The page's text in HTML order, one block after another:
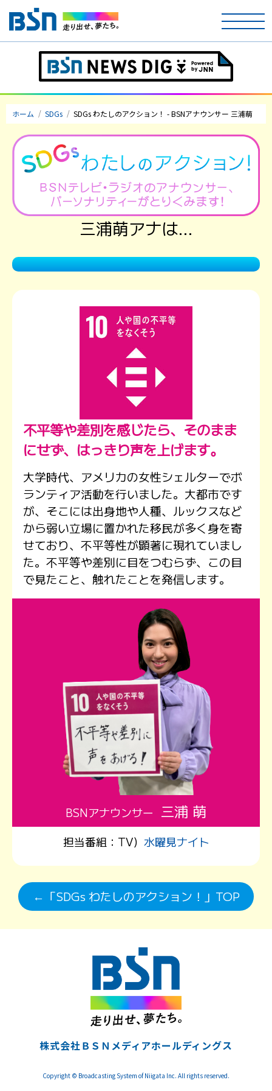
ホーム
テレビ
ラジオ
アナウンサー
イベント
ニュース
プレゼント
コンテンツ・アプリ
キッズ ケンジュ
防災・減災
ショッピング
お問い合わせ
ホーム SDGs SDGs わたしのアクション！ - BSNアナウンサー 三浦萌
三浦萌アナは…
不平等や差別を感じたら、 そのまま
にせず、はっきり声を上げます。
大学時代、アメリカの女性シェルターでボ
ランティア活動を行いました。大都市です
が、そこには出身地や人種、ルックスなど
から弱い立場に置かれた移民が多く身を寄
せており、不平等性が顕著に現れていまし
た。不平等や差別に目をつむらず、この目
で見たこと、触れたことを発信します。
BSNアナウンサー 三浦 萌
担当番組： TV） 水曜見ナイト
←「SDGs わたしのアクション！」TOP
株式会社ＢＳＮメディアホールディングス
Copyright © Broadcasting System of Niigata Inc. All rights reserved.